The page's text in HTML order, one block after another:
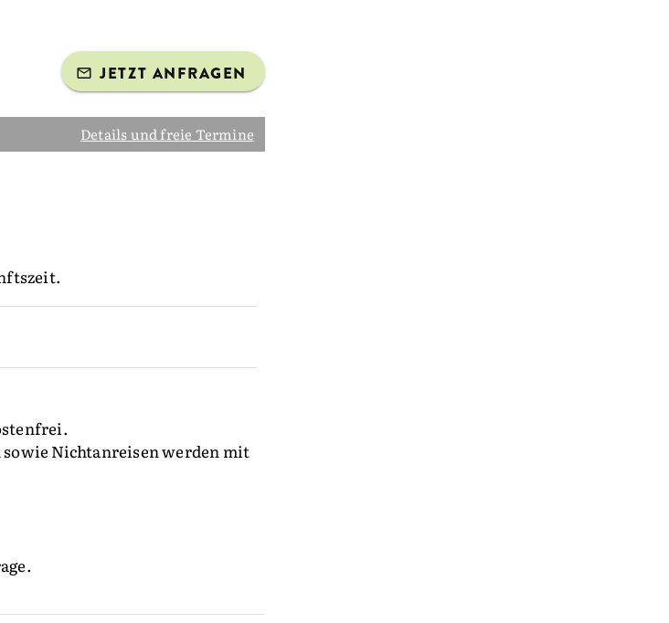
JETZT ANFRAGEN
Details und freie Termine
Nichtanreisen werden mit